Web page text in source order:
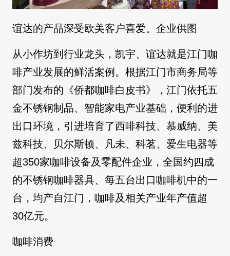
谊达的产品深受欧美客户喜爱。企业供图
从小作坊到行业龙头，凯宇、谊达就是江门咖
啡产业发展的鲜活案例。根据江门市商务局等
部门发布的《侨都咖啡白皮书》，江门依托五
金不锈钢制品、智能家电产业基础，便利的进
出口环境，引进培育了西啡科技、慕威纳、美
兹科技、贝尔斯顿、凡未、科茗、爱生电器等
超350家咖啡设备及零配件企业，全国约四成
的不锈钢咖啡器具、每五台出口咖啡机中的一
台，均产自江门，咖啡及相关产业年产值超
30亿元。
咖啡消费